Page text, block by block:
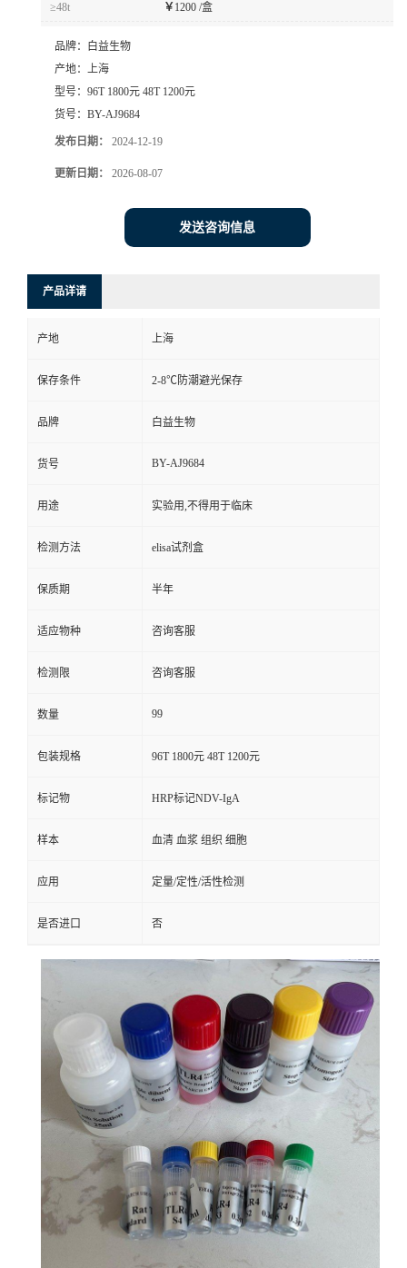
≥48t ￥ 1200 /盒
品牌：
白益生物
产地： 上海
型号： 96T 1800元 48T 1200元
货号： BY-AJ9684
发布日期： 2024-12-19
更新日期： 2026-08-07
发送咨询信息
产品详请
产地 上海
保存条件 2-8℃防潮避光保存
品牌 白益生物
货号 BY-AJ9684
用途 实验用,不得用于临床
检测方法 elisa试剂盒
保质期 半年
适应物种 咨询客服
检测限 咨询客服
数量 99
包装规格 96T 1800元 48T 1200元
标记物 HRP标记NDV-IgA
样本 血清 血浆 组织 细胞
应用 定量/定性/活性检测
是否进口 否